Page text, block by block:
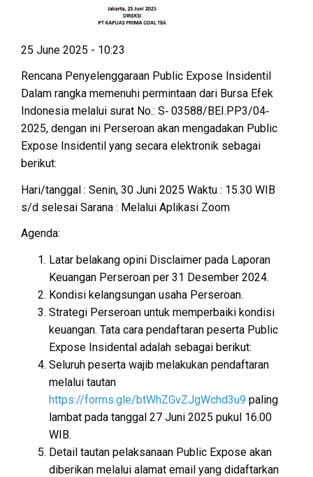
25 June 2025 - 10:23
Rencana Penyelenggaraan Public Expose Insidentil
Dalam rangka memenuhi permintaan dari Bursa Efek
Indonesia melalui surat No.: S‐ 03588/BEI.PP3/04‐
2025, dengan ini Perseroan akan mengadakan Public
Expose Insidentil yang secara elektronik sebagai
berikut:
Hari/tanggal : Senin, 30 Juni 2025 Waktu : 15.30 WIB
s/d selesai Sarana : Melalui Aplikasi Zoom
Agenda:
Latar belakang opini Disclaimer pada Laporan
Keuangan Perseroan per 31 Desember 2024.
Kondisi kelangsungan usaha Perseroan.
Strategi Perseroan untuk memperbaiki kondisi
keuangan. Tata cara pendaftaran peserta Public
Expose Insidental adalah sebagai berikut:
Seluruh peserta wajib melakukan pendaftaran
melalui tautan
https://forms.gle/btWhZGvZJgWchd3u9 paling
lambat pada tanggal 27 Juni 2025 pukul 16.00
WIB.
Detail tautan pelaksanaan Public Expose akan
diberikan melalui alamat email yang didaftarkan